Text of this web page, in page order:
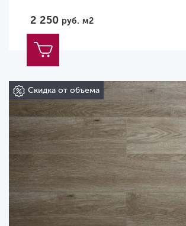
2 250 руб. м2
Скидка от объема